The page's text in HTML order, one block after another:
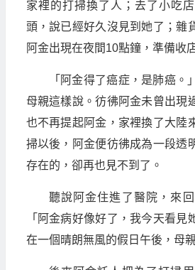
家裡的打掃換了人；去了小吃
頭，說已經好久沒見到她了；雜
阿金出現在夜間10點鐘，準備收
「阿金得了癌症，是肺癌。
母親這樣說。彷彿阿金未曾出現
也不再提起阿金，家裡換了大陸
掃以後，阿金便彷彿成為一段透
存在的，卻再也見不到了。
聽說阿金住進了醫院，來
「阿金病好像好了，我今天看見
在一個晴朗無風的假日午後，母